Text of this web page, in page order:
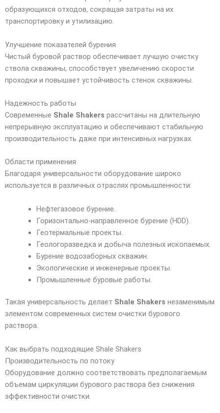
образующихся отходов, сокращая затраты на их
транспортировку и утилизацию.
Улучшение показателей бурения
Чистый буровой раствор обеспечивает лучшую очистку
ствола скважины, способствует увеличению скорости
проходки и повышает устойчивость стенок скважины.
Надежность работы
Современные Shale Shakers рассчитаны на длительную
непрерывную эксплуатацию и обеспечивают стабильную
производительность даже при интенсивных нагрузках.
Области применения
Благодаря универсальности оборудование широко
используется в различных отраслях промышленности:
Нефтегазовое бурение.
Горизонтально-направленное бурение (HDD).
Геотермальные проекты.
Геологоразведка и добыча полезных ископаемых.
Бурение водозаборных скважин.
Экологические и инженерные проекты.
Промышленные буровые работы.
Такая универсальность делает Shale Shakers незаменимым
элементом современных систем очистки бурового
раствора.
Как выбрать подходящие Shale Shakers
Производительность по потоку
Оборудование должно соответствовать предполагаемым
объемам циркуляции бурового раствора без снижения
эффективности очистки.